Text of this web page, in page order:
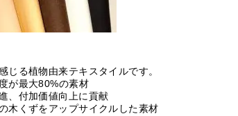
じる植物由来テキスタイルです。
が最大80%の素材
、付加価値向上に貢献
木くずをアップサイクルした素材